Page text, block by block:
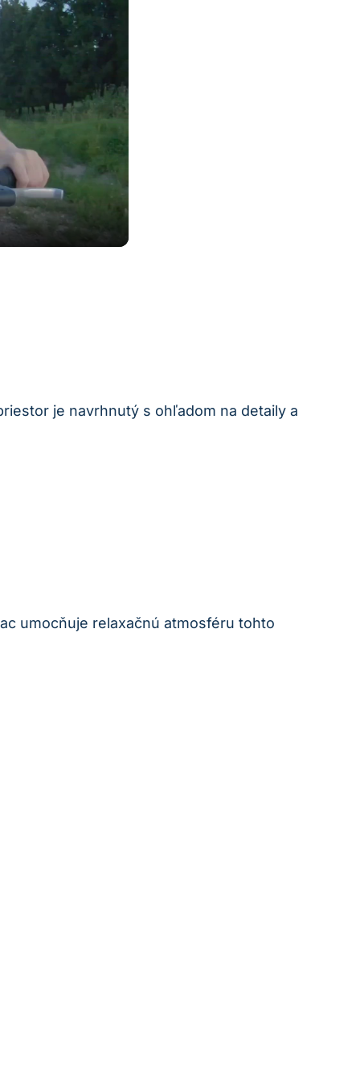
je navrhnutý s ohľadom na detaily a
umocňuje relaxačnú atmosféru tohto